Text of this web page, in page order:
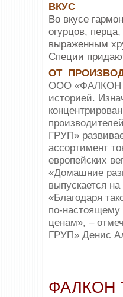
ВКУС
Во вкусе
огурцов,
выраженным
Специи
ОТ
ООО «ФАЛКОН
историей.
ГРУП»
ассортимент
европейских
«Домашние
выпускается
«Благодаря
по-настоящему
ценам», –
ГРУП» Денис
ФАЛКОН